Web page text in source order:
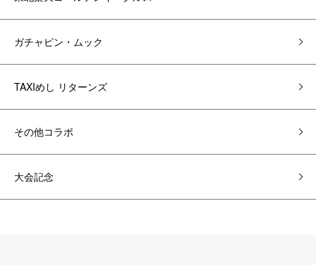
ガチャピン・ムック
TAXIめし リターンズ
その他コラボ
大会記念